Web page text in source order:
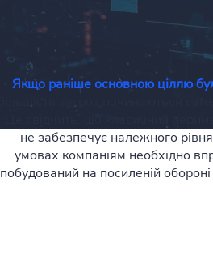
Якщо раніше основною ціллю
більшість загроз починаються
не забезпечує належного
умовах компаніям необхідно
побудований на посиленій